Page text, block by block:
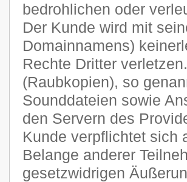
bedrohlichen oder
Der Kunde wird mit
Domainnamens)
Rechte Dritter
(Raubkopien), so
Sounddateien sowie
den Servern des
Kunde verpflichtet sich
Belange anderer
gesetzwidrigen